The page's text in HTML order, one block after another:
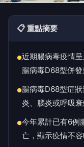
📋 重點摘要
●近期腸病毒疫情
腸病毒D68型併發
●腸病毒D68型症
炎、腦炎或呼吸衰
●今年累計已有6例
亡，顯示疫情不容